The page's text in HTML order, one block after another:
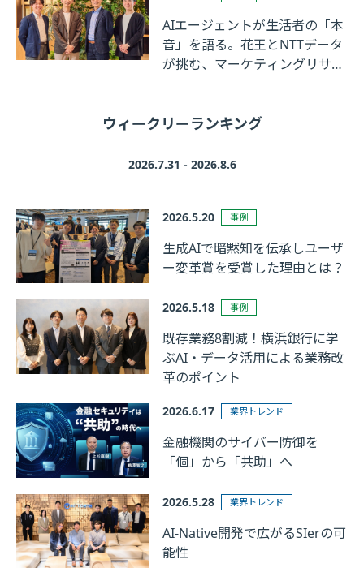
AIエージェントが生活者の「本
音」を語る。花王とNTTデータ
が挑む、マーケティングリサー
ウィークリーランキング
2026.7.31 - 2026.8.6
2026.5.20 事例
生成AIで暗黙知を伝承しユーザ
ー変革賞を受賞した理由とは？
2026.5.18 事例
既存業務8割減！横浜銀行に学
ぶAI・データ活用による業務改
革のポイント
2026.6.17 業界トレンド
金融機関のサイバー防御を
「個」から「共助」へ
2026.5.28 業界トレンド
AI-Native開発で広がるSIerの可
能性